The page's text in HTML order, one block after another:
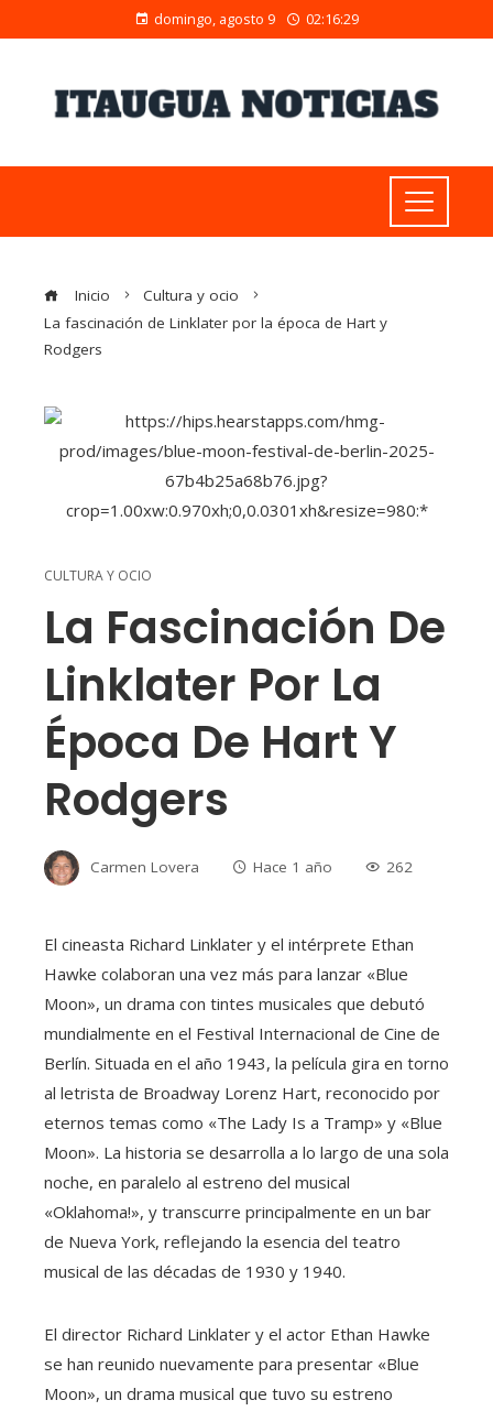
domingo, agosto 9 02:16:29
Inicio
Cultura y ocio
La fascinación de Linklater por la época de Hart y
Rodgers
CULTURA Y OCIO
La Fascinación De
Linklater Por La
Época De Hart Y
Rodgers
Carmen Lovera Hace 1 año 262
El cineasta Richard Linklater y el intérprete Ethan
Hawke colaboran una vez más para lanzar «Blue
Moon», un drama con tintes musicales que debutó
mundialmente en el Festival Internacional de Cine de
Berlín. Situada en el año 1943, la película gira en torno
al letrista de Broadway Lorenz Hart, reconocido por
eternos temas como «The Lady Is a Tramp» y «Blue
Moon». La historia se desarrolla a lo largo de una sola
noche, en paralelo al estreno del musical
«Oklahoma!», y transcurre principalmente en un bar
de Nueva York, reflejando la esencia del teatro
musical de las décadas de 1930 y 1940.
El director Richard Linklater y el actor Ethan Hawke
se han reunido nuevamente para presentar «Blue
Moon», un drama musical que tuvo su estreno